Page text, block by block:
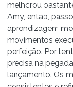
melhorou
Amy, então,
aprendizagem
movimentos
perfeição. Por
precisa na
lançamento. Os